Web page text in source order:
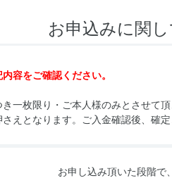
お申込みに関し
容をご確認ください。
一枚限り・ご本人様のみとさせて頂
えとなります。ご入金確認後、確定
お申し込み頂いた段階で、